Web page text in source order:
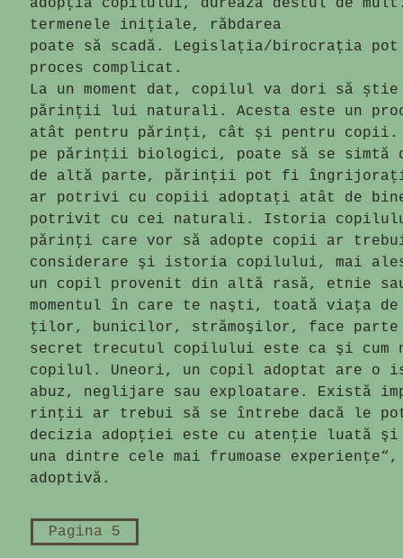
adop­ția copilului, durează des­tul de
termenele ini­țiale, răbdarea
poate să scadă. Legislația/biro­crația
proces complicat.
La un moment dat, copilul va dori să
părinții lui naturali. Aces­ta este un
atât pentru părinți, cât și pentru copii.
pe părinții biologici, poate să se simtă
de altă parte, părinții pot fi
ar potrivi cu copiii adop­tați atât de
potrivit cu cei naturali. Istoria
părinţi care vor să adopte copii ar
considerare şi istoria copilului, mai ales
un copil provenit din altă rasă, etnie
momentul în care te naşti, toată viaţa
ţilor, bunicilor, strămo­şilor, face
secret trecutul copilului este ca şi cum
copilul. Uneori, un copil adoptat are o
abuz, neglijare sau exploatare. Există
rinţii ar trebui să se întrebe dacă le pot
decizia adopţiei este cu atenţie luată
una dintre cele mai frumoase experienţe“,
adoptivă.
Pagina 5